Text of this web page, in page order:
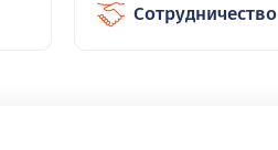
Сотрудничество